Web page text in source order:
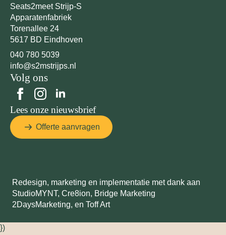
Seats2meet Strijp-S
Apparatenfabriek
Torenallee 24
5617 BD Eindhoven
040 780 5039
info@s2mstrijps.nl
Volg ons
Lees onze nieuwsbrief
Offerte aanvragen
Redesign, marketing en implementatie met dank aan
StudioMYNT, Cre8ion, Bridge Marketing
2DaysMarketing, en Toff Art
})